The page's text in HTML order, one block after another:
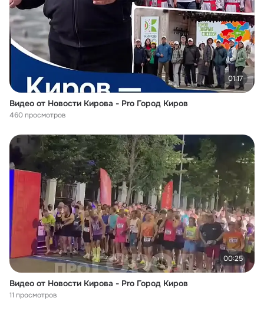
01:17
Видео от Новости Кирова - Pro Город Киров
460 просмотров
00:25
Видео от Новости Кирова - Pro Город Киров
11 просмотров